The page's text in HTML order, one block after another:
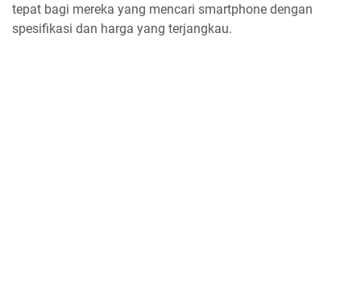
tepat bagi mereka yang mencari smartphone dengan
spesifikasi dan harga yang terjangkau.